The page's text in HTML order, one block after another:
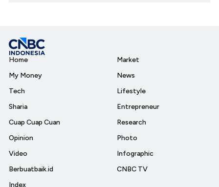
Home
My Money
Tech
Sharia
Cuap Cuap Cuan
Opinion
Video
Berbuatbaik.id
Index
Market
News
Lifestyle
Entrepreneur
Research
Photo
Infographic
CNBC TV